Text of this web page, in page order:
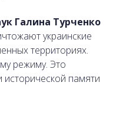
Галина Турченко
украинские
территориях.
режиму. Это
исторической памяти